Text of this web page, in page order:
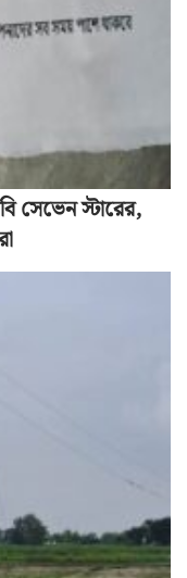
সেভেন স্টারের,